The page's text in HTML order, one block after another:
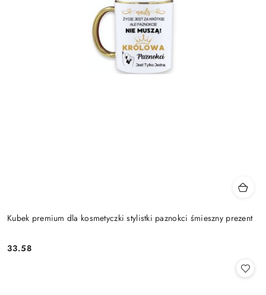
Kubek premium dla kosmetyczki stylistki paznokci śmieszny prezent
Cena:
33.58